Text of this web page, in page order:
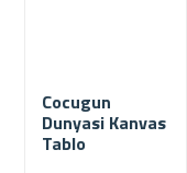
Cocugun
Dunyasi Kanvas
Tablo